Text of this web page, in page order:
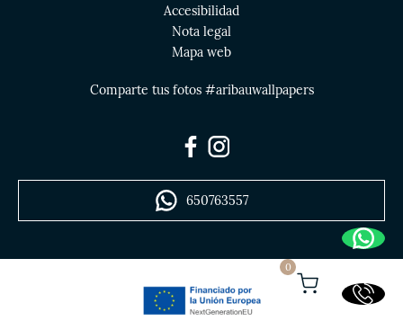
0
Accesibilidad
Nota legal
Mapa web
Comparte tus fotos #aribauwallpapers
650763557